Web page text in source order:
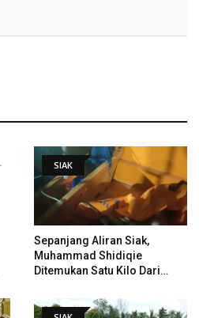
SIAK
Sepanjang Aliran Siak,
Muhammad Shidiqie
Ditemukan Satu Kilo Dari